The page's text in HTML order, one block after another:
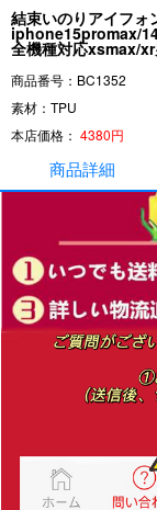
結束いのりアイフ
iphone15promax/
全機種対応xsmax/
商品番号：BC1352
素材：TPU
本店価格： 4380円
商品詳細